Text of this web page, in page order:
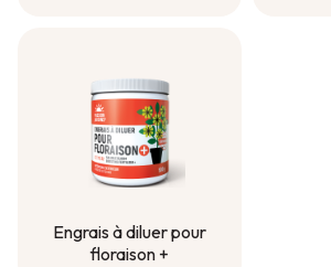
Engrais à diluer pour
floraison +